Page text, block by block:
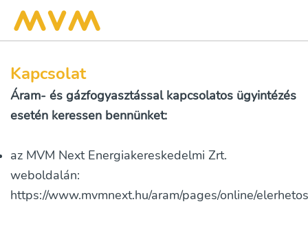
Kapcsolat
Áram- és gázfogyasztással kapcsolatos ügyintézés
esetén keressen bennünket:
az MVM Next Energiakereskedelmi Zrt.
weboldalán:
https://www.mvmnext.hu/aram/pages/online/